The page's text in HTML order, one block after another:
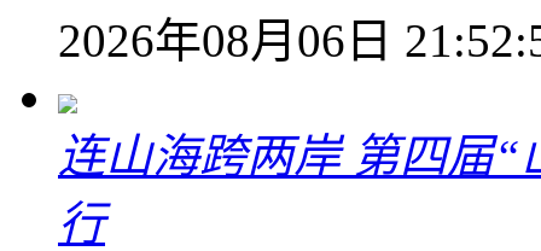
2026年08月06日
连山海跨两岸 第四届
行